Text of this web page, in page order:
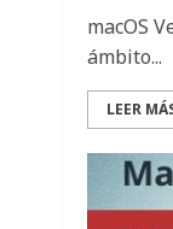
macOS
ámbito...
LEER